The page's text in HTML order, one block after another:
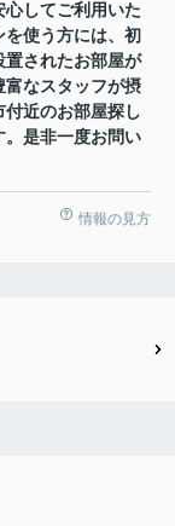
心してご利用いた
使う方には、初
置されたお部屋が
富なスタッフが摂
近のお部屋探し
。是非一度お問い
情報の見方